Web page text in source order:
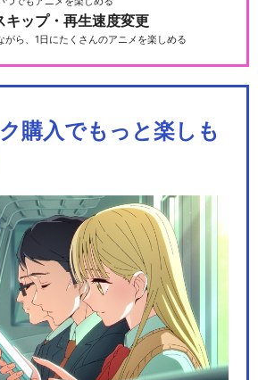
デジモンテイマーズ
デジモンフロンティア
デジモンセイバーズ
デジモンクロスウォーズ
キップ・再生速度変更
がら、1日にたくさんのアニメを楽しめる
購入でもっと楽しも